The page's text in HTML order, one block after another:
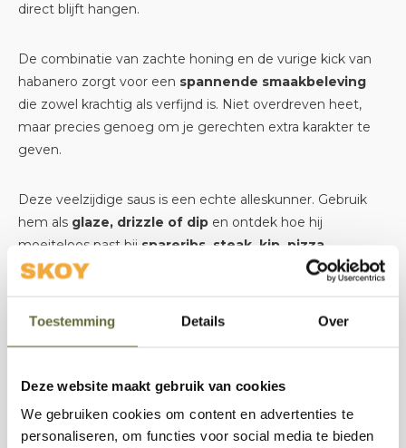
Toestemming Details Over
Deze website maakt gebruik van cookies
We gebruiken cookies om content en advertenties te
personaliseren, om functies voor social media te bieden
direct blijft hangen.
De combinatie van zachte honing en de vurige kick van
habanero zorgt voor een spannende smaakbeleving
die zowel krachtig als verfijnd is. Niet overdreven heet,
maar precies genoeg om je gerechten extra karakter te
geven.
Deze veelzijdige saus is een echte alleskunner. Gebruik
hem als glaze, drizzle of dip en ontdek hoe hij
moeiteloos past bij spareribs, steak, kip, pizza,
burgers, vis en zelfs desserts zoals ijs of yoghurt.
conserveermiddelen, waardoor je geniet van pure
smaak zonder onnodige toevoegingen.